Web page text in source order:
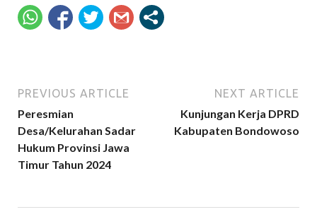
PREVIOUS ARTICLE
Peresmian
Desa/Kelurahan Sadar
Hukum Provinsi Jawa
Timur Tahun 2024
NEXT ARTICLE
Kunjungan Kerja DPRD
Kabupaten Bondowoso